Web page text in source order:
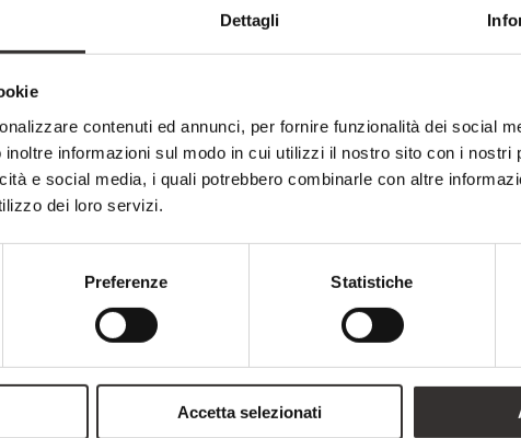
Dettagli
contenuti ed annunci, per fornire funzionalità dei social
informazioni sul modo in cui utilizzi il nostro sito con i nostri
e social media, i quali potrebbero combinarle con altre
dei loro servizi.
Preferenze Statistiche
Accetta selezionati
L’esperienza al Feuerstein:
Nel cuore del magnifico paesaggio montano
un’opportunità unica per sperimentare la
sulla terrazza invita a tuffarsi nell’acqua gelida,
vista sulle vette innevate e l'aria fresca di
combinazione perfetta di relax e sfida.
A cosa fare attenzione?